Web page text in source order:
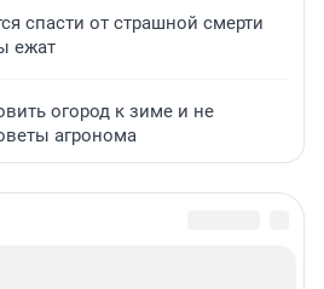
спасти от страшной смерти
ежат
огород к зиме и не
агронома